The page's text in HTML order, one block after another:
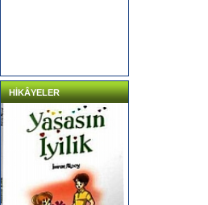
HİKÂYELER